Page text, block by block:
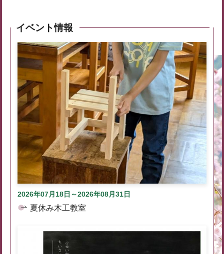
イベント情報
2026年07月18日～2026年08月31日
夏休み木工教室